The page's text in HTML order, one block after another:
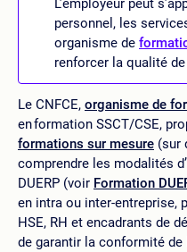
L’employeur peut
personnel, les
organisme de
renforcer la qualité
Le CNFCE, organisme de
en formation SSCT/CSE,
formations sur mesure (sur
comprendre les modalités
DUERP (voir Formation
en intra ou inter-entreprise,
HSE, RH et encadrants de
de garantir la conformité de